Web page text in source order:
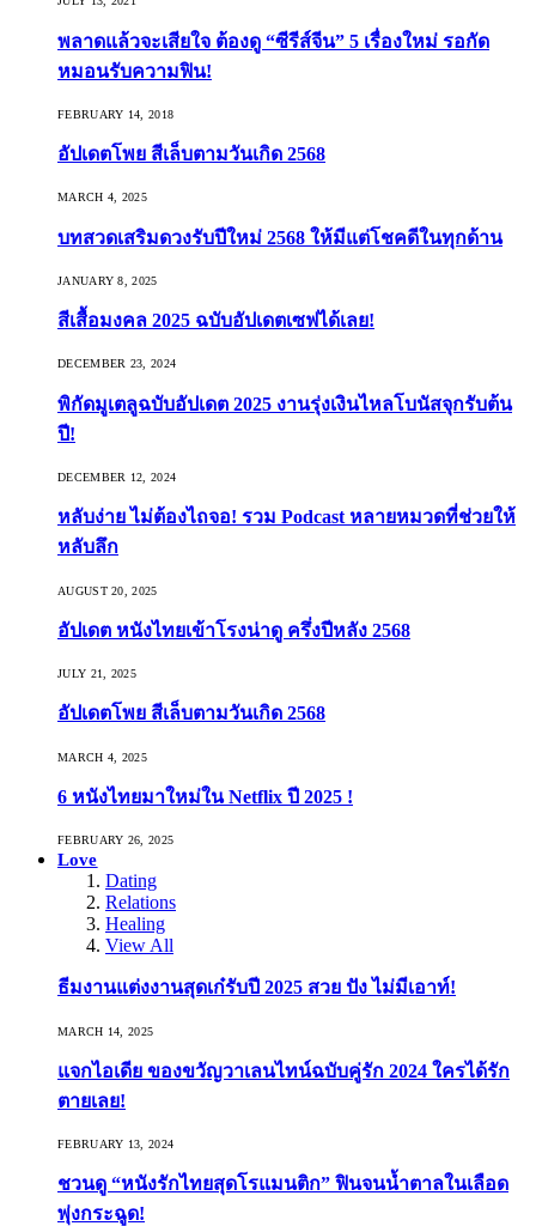
พลาดแล้วจะเสียใจ ต้องดู “ซีรีส์จีน” 5 เรื่องใหม่ รอกัด
หมอนรับความฟิน!
FEBRUARY 14, 2018
อัปเดตโพย สีเล็บตามวันเกิด 2568
MARCH 4, 2025
บทสวดเสริมดวงรับปีใหม่ 2568 ให้มีแต่โชคดีในทุกด้าน
JANUARY 8, 2025
สีเสื้อมงคล 2025 ฉบับอัปเดตเซฟได้เลย!
DECEMBER 23, 2024
พิกัดมูเตลูฉบับอัปเดต 2025 งานรุ่งเงินไหลโบนัสจุกรับต้น
ปี!
DECEMBER 12, 2024
หลับง่าย ไม่ต้องไถจอ! รวม Podcast หลายหมวดที่ช่วยให้
หลับลึก
AUGUST 20, 2025
อัปเดต หนังไทยเข้าโรงน่าดู ครึ่งปีหลัง 2568
JULY 21, 2025
อัปเดตโพย สีเล็บตามวันเกิด 2568
MARCH 4, 2025
6 หนังไทยมาใหม่ใน Netflix ปี 2025 !
FEBRUARY 26, 2025
Love
Dating
Relations
Healing
View All
ธีมงานแต่งงานสุดเก๋รับปี 2025 สวย ปัง ไม่มีเอาท์!
MARCH 14, 2025
แจกไอเดีย ของขวัญวาเลนไทน์ฉบับคู่รัก 2024 ใครได้รัก
ตายเลย!
FEBRUARY 13, 2024
ชวนดู “หนังรักไทยสุดโรแมนติก” ฟินจนน้ำตาลในเลือด
พุ่งกระฉูด!